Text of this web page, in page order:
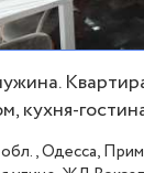
кухня-
53014Одесса,